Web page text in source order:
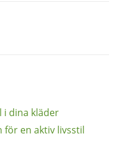
i dina kläder
för en aktiv livsstil